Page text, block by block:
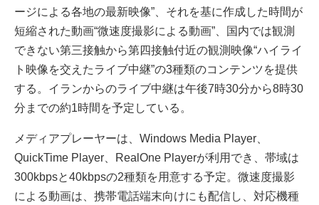
ージによる各地の最新映像”、それを基に作成した時間が
短縮された動画“微速度撮影による動画”、国内では観測
できない第三接触から第四接触付近の観測映像“ハイライ
ト映像を交えたライブ中継”の3種類のコンテンツを提供
する。イランからのライブ中継は午後7時30分から8時30
分までの約1時間を予定している。
メディアプレーヤーは、Windows Media Player、
QuickTime Player、RealOne Playerが利用でき、帯域は
300kbpsと40kbpsの2種類を用意する予定。微速度撮影
による動画は、携帯電話端末向けにも配信し、対応機種